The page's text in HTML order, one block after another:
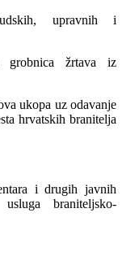
upravnih i
grobnica žrtava iz
ukopa uz odavanje
hrvatskih branitelja
i drugih javnih
braniteljsko-